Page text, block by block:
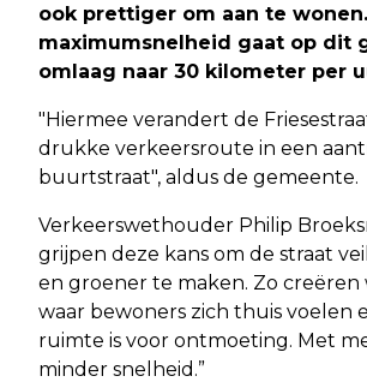
ook prettiger om aan te
maximumsnelheid gaat op dit
omlaag naar 30 kilometer per
"Hiermee verandert de
drukke verkeersroute in een
buurtstraat", aldus de gemeente.
Verkeerswethouder Philip
grijpen deze kans om de straat
en groener te maken. Zo creëren
waar bewoners zich thuis voelen
ruimte is voor ontmoeting. Met
minder snelheid.”